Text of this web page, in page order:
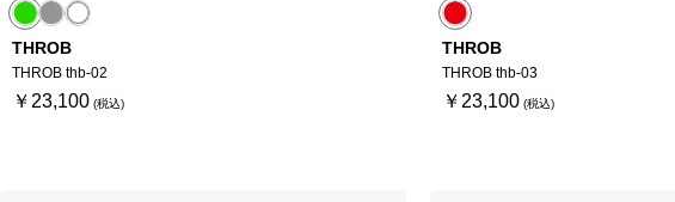
THROB
THROB thb-02
￥23,100
THROB
THROB thb-03
￥23,100